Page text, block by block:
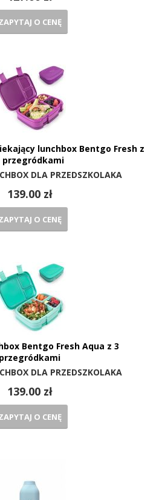
O CENĘ
lunchbox Bentgo Fresh z
przegródkami
DLA PRZEDSZKOLAKA
139.00 zł
O CENĘ
Bentgo Fresh Aqua z 3
przegródkami
DLA PRZEDSZKOLAKA
139.00 zł
O CENĘ